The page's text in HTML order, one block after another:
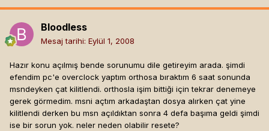
Bloodless
Mesaj tarihi: Eylül 1, 2008
Hazır konu açılmış bende sorunumu dile getireyim arada. şimdi
efendim pc'e overclock yaptım orthosa bıraktım 6 saat sonunda
msndeyken çat kilitlendi. orthosla işim bittiği için tekrar denemeye
gerek görmedim. msni açtım arkadaştan dosya alırken çat yine
kilitlendi derken bu msn açıldıktan sonra 4 defa başıma geldi şimdi
ise bir sorun yok. neler neden olabilir resete?